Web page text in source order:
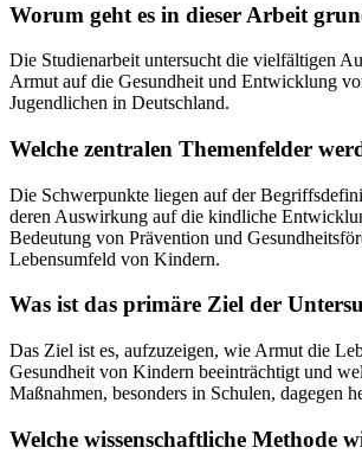
Worum geht es in dieser Arbeit
Die Studienarbeit untersucht die vielfältigen
Armut auf die Gesundheit und Entwicklung
Jugendlichen in Deutschland.
Welche zentralen Themenfelder
Die Schwerpunkte liegen auf der
deren Auswirkung auf die kindliche
Bedeutung von Prävention und
Lebensumfeld von Kindern.
Was ist das primäre Ziel der
Das Ziel ist es, aufzuzeigen, wie Armut die
Gesundheit von Kindern beeinträchtigt und
Maßnahmen, besonders in Schulen, dagegen
Welche wissenschaftliche Methode